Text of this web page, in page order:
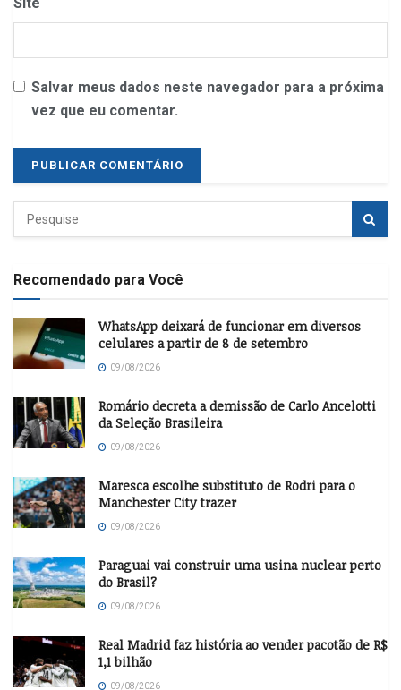
Salvar meus dados neste navegador para a próxima
vez que eu comentar.
Recomendado para Você
WhatsApp deixará de funcionar em diversos
celulares a partir de 8 de setembro
09/08/2026
Romário decreta a demissão de Carlo Ancelotti
da Seleção Brasileira
09/08/2026
Maresca escolhe substituto de Rodri para o
Manchester City trazer
09/08/2026
Paraguai vai construir uma usina nuclear perto
do Brasil?
09/08/2026
Real Madrid faz história ao vender pacotão de R$
1,1 bilhão
09/08/2026